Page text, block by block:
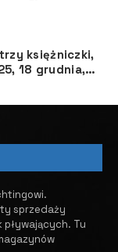
księżniczki,
18 grudnia,
sprzedaży
pływających. ​ Tu